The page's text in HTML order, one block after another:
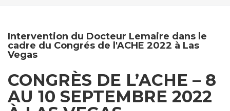
Intervention du Docteur Lemaire dans le
cadre du Congrés de l'ACHE 2022 à Las
Vegas
CONGRÈS DE L’ACHE – 8
AU 10 SEPTEMBRE 2022